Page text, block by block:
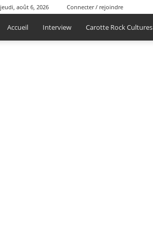
jeudi, août 6, 2026 Connecter / rejoindre
Accueil Interview Carotte Rock Cultures